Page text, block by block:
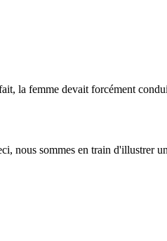
la femme devait forcément
nous sommes en train d'illustrer